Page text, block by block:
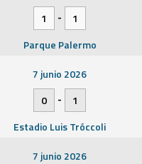
1
-
1
Parque Palermo
7 junio 2026
0
-
1
Estadio Luis Tróccoli
7 junio 2026